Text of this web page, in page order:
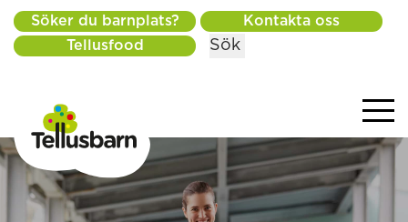
Söker du barnplats?
Kontakta oss
Tellusfood
Sök